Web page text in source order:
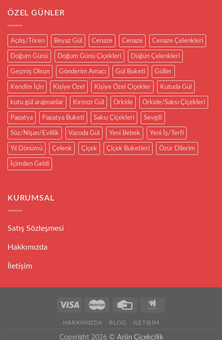
ÖZEL GÜNLER
Açılış/Tören Beyaz Gül Cenaze Cenaze Cenaze Çelenkleri
Doğum Günü Doğum Günü Çiçekleri Düğün Çelenkleri
Geçmiş Olsun Gönderim Amacı Gül Buketi Güller
Kendim İçin Kişiye Özel Kişiye Özel Çiçekler Kutuda Gül
kutu gül arajmanlar Kırmızı Gül Orkide Orkide/Saksı Çiçekleri
Papatya Papatya Buketi Saksı Çiçekleri Sevgili
Söz/Nişan/Evlilik Vazoda Gül Yeni Bebek Yeni İş/Terfi
Yıl Dönümü Çelenk Çiçek Çiçek Buketleri Özür Dilerim
İçimden Geldi
KURUMSAL
Satış Sözleşmesi
Hakkımızda
İletişim
HAKKIMIZDA BLOG İLETIŞIM
Copyright 2026 © Arjin Çiçekçilik